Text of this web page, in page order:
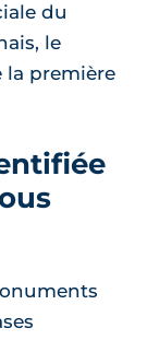
du
le
la première